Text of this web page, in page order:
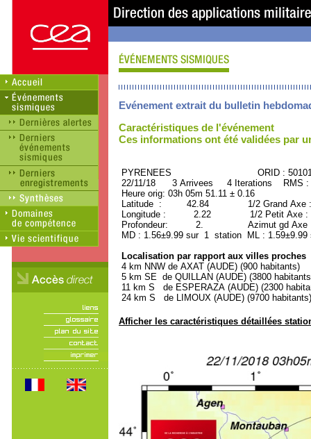
Evénement extrait du bulletin
Caractéristiques de l'événement
Ces informations ont été validées par
PYRENEES ORID :
22/11/18 3 Arrivees 4 Iterations RMS :
Heure orig: 03h 05m 51.11 ± 0.16
Latitude : 42.84 1/2 Grand Axe
Longitude : 2.22 1/2 Petit Axe :
Profondeur: 2. Azimut gd Axe :
MD : 1.56±9.99 sur 1 station ML :
Localisation par rapport aux villes proches
4 km NNW de AXAT (AUDE) (900 habitants)
5 km SE de QUILLAN (AUDE) (3800
11 km S de ESPERAZA (AUDE) (2300
24 km S de LIMOUX (AUDE) (9700 habitants)
Afficher les caractéristiques détaillées